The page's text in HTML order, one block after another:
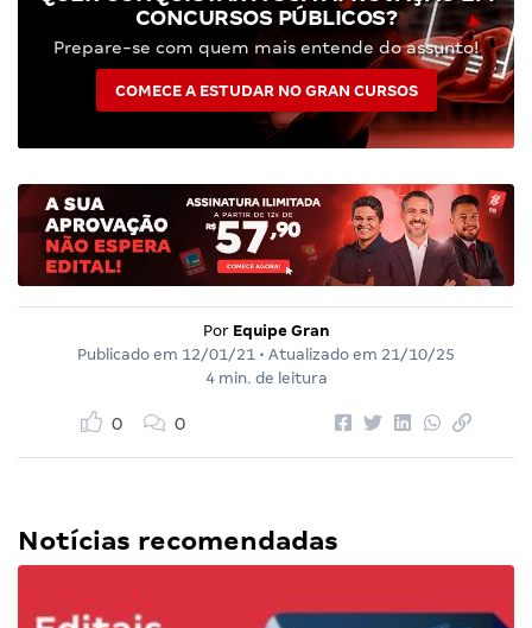
CONCURSOS PÚBLICOS?
Prepare-se com quem mais entende do assunto!
COMECE A ESTUDAR NO GRAN CURSOS
Por Equipe Gran
Publicado em 12/01/21 • Atualizado em 21/10/25
4 min. de leitura
0 0
Notícias recomendadas